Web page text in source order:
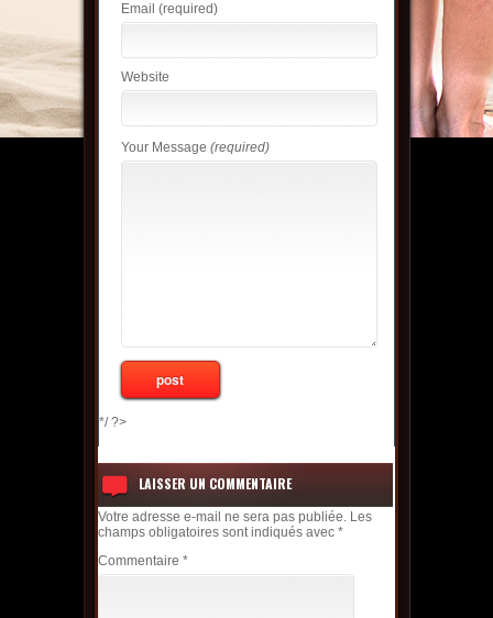
Email (required)
Website
Your Message (required)
*/ ?>
LAISSER UN COMMENTAIRE
Votre adresse e-mail ne sera pas publiée. Les
champs obligatoires sont indiqués avec *
Commentaire *